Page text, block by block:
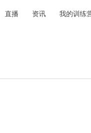
直播 资讯 我的训练